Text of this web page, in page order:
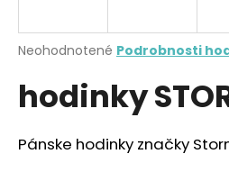
Priemerné
produktu
je
z
5
Neohodnotené Podrobnosti
hodinky
Pánske hodinky značky
j
ť
?